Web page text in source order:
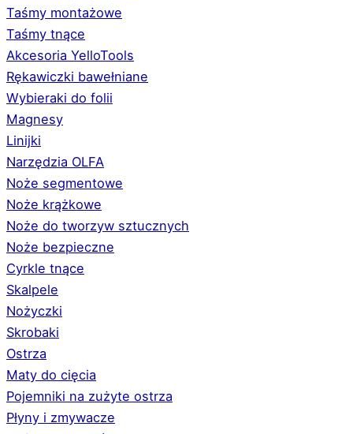
Taśmy montażowe
Taśmy tnące
Akcesoria YelloTools
Rękawiczki bawełniane
Wybieraki do folii
Magnesy
Linijki
Narzędzia OLFA
Noże segmentowe
Noże krążkowe
Noże do tworzyw sztucznych
Noże bezpieczne
Cyrkle tnące
Skalpele
Nożyczki
Skrobaki
Ostrza
Maty do cięcia
Pojemniki na zużyte ostrza
Płyny i zmywacze